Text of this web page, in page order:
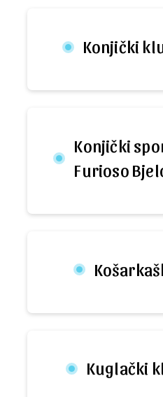
Konjički
Konjički
Furioso
Kuglački